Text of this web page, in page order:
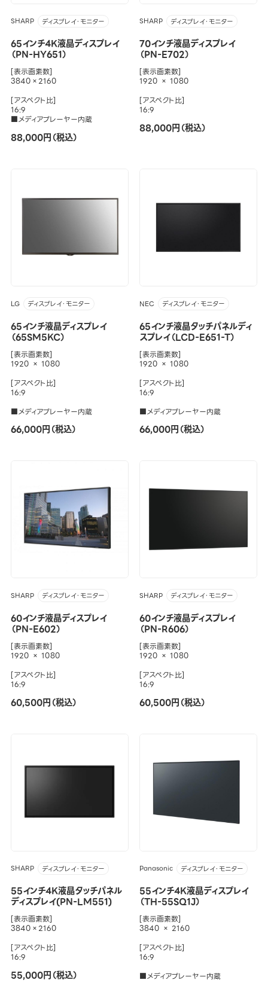
SHARP ディスプレイ・モニター
65インチ4K液晶ディスプレイ
（PN-HY651）
[表示画素数]
3840×2160
[アスペクト比]
16:9
■メディアプレーヤー内蔵
88,000円（税込）
SHARP ディスプレイ・モニター
70インチ液晶ディスプレイ
（PN-E702）
[表示画素数]
1920 × 1080
[アスペクト比]
16:9
88,000円（税込）
LG ディスプレイ・モニター
65インチ液晶ディスプレイ
（65SM5KC）
[表示画素数]
1920 × 1080
[アスペクト比]
16:9
■メディアプレーヤー内蔵
66,000円（税込）
NEC ディスプレイ・モニター
65インチ液晶タッチパネルディ
スプレイ（LCD-E651-T）
[表示画素数]
1920 × 1080
[アスペクト比]
16:9
■メディアプレーヤー内蔵
66,000円（税込）
SHARP ディスプレイ・モニター
60インチ液晶ディスプレイ
（PN-E602）
[表示画素数]
1920 × 1080
[アスペクト比]
16:9
60,500円（税込）
SHARP ディスプレイ・モニター
60インチ液晶ディスプレイ
（PN-R606）
[表示画素数]
1920 × 1080
[アスペクト比]
16:9
60,500円（税込）
SHARP ディスプレイ・モニター
55インチ4K液晶タッチパネル
ディスプレイ(PN-LM551)
[表示画素数]
3840×2160
[アスペクト比]
16:9
55,000円（税込）
Panasonic ディスプレイ・モニター
55インチ4K液晶ディスプレイ
（TH-55SQ1J）
[表示画素数]
3840 × 2160
[アスペクト比]
16:9
■メディアプレーヤー内蔵